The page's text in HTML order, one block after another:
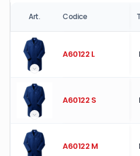
Art. Codice
A60122 L
A60122 S
A60122 M